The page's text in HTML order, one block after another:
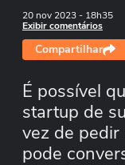
20 nov 2023- 18h35
Exibir comentários
Compartilhar
É possível
startup de
vez de pedir
pode